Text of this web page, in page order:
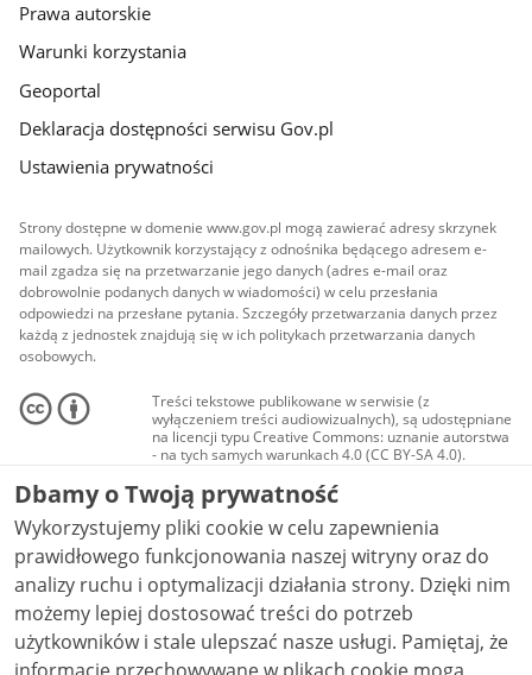
Prawa autorskie
Warunki korzystania
Geoportal
Deklaracja dostępności serwisu Gov.pl
Ustawienia prywatności
Strony dostępne w domenie www.gov.pl mogą zawierać adresy skrzynek
mailowych. Użytkownik korzystający z odnośnika będącego adresem e-
mail zgadza się na przetwarzanie jego danych (adres e-mail oraz
dobrowolnie podanych danych w wiadomości) w celu przesłania
odpowiedzi na przesłane pytania. Szczegóły przetwarzania danych przez
każdą z jednostek znajdują się w ich politykach przetwarzania danych
osobowych.
Treści tekstowe publikowane w serwisie (z
wyłączeniem treści audiowizualnych), są udostępniane
na licencji typu Creative Commons: uznanie autorstwa
- na tych samych warunkach 4.0 (CC BY-SA 4.0).
Materiały audiowizualne, w tym zdjęcia, materiały
audio i wideo, są udostępniane na licencji typu
Creative Commons: uznanie autorstwa użycie
niekomercyjne - bez utworów zależnych 4.0 (CC BY-
NC-ND 4.0), o ile nie jest to stwierdzone inaczej.
Dbamy o Twoją prywatność
Wykorzystujemy pliki cookie w celu zapewnienia
prawidłowego funkcjonowania naszej witryny oraz do
analizy ruchu i optymalizacji działania strony. Dzięki nim
możemy lepiej dostosować treści do potrzeb
użytkowników i stale ulepszać nasze usługi. Pamiętaj, że